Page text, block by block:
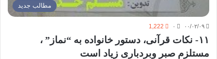
مطالب جدید
۰۰/۰۲/۰۹ ۰ 1,222
۱۱- نکات قرآنی، دستور خانواده به “نماز” ،
مستلزم صبر وبردباری زیاد است